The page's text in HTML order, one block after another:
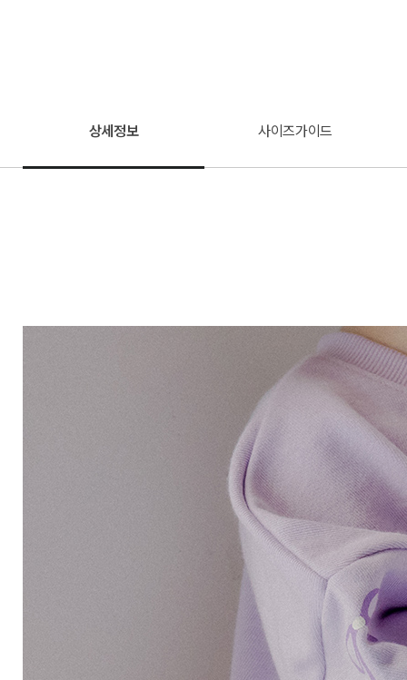
상세정보 사이즈가이드